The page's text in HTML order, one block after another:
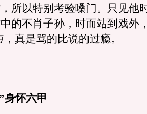
，所以特别考验嗓门。只见他
中的不肖子孙，时而站到戏外
真是骂的比说的过瘾。
怀六甲